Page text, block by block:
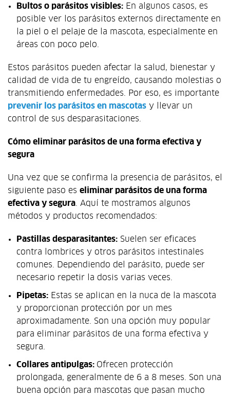
Bultos o parásitos visibles: En algunos casos, es
posible ver los parásitos externos directamente en
la piel o el pelaje de la mascota, especialmente en
áreas con poco pelo.
Estos parásitos pueden afectar la salud, bienestar y
calidad de vida de tu engreído, causando molestias o
transmitiendo enfermedades. Por eso, es importante
prevenir los parásitos en mascotas y llevar un
control de sus desparasitaciones.
Cómo eliminar parásitos de una forma efectiva y
segura
Una vez que se confirma la presencia de parásitos, el
siguiente paso es eliminar parásitos de una forma
efectiva y segura. Aquí te mostramos algunos
métodos y productos recomendados:
Pastillas desparasitantes: Suelen ser eficaces
contra lombrices y otros parásitos intestinales
comunes. Dependiendo del parásito, puede ser
necesario repetir la dosis varias veces.
Pipetas: Estas se aplican en la nuca de la mascota
y proporcionan protección por un mes
aproximadamente. Son una opción muy popular
para eliminar parásitos de una forma efectiva y
segura.
Collares antipulgas: Ofrecen protección
prolongada, generalmente de 6 a 8 meses. Son una
buena opción para mascotas que pasan mucho